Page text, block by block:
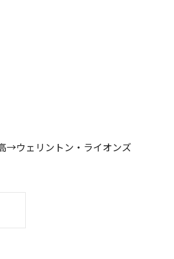
→ウェリントン・ライオンズ